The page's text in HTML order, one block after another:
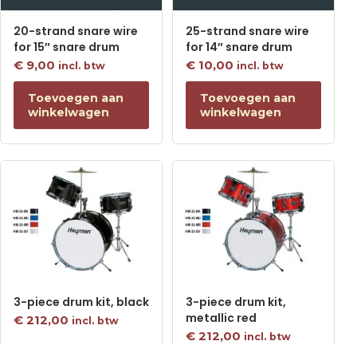
20-strand snare wire
for 15″ snare drum
€ 9,00 incl. btw
Toevoegen aan
winkelwagen
25-strand snare wire
for 14″ snare drum
€ 10,00 incl. btw
Toevoegen aan
winkelwagen
3-piece drum kit, black
€ 212,00 incl. btw
3-piece drum kit,
metallic red
€ 212,00 incl. btw